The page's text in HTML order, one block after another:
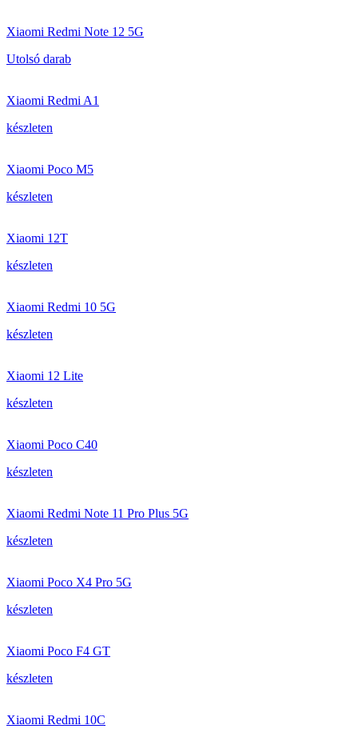
Xiaomi Redmi Note 12 5G
Utolsó darab
Xiaomi Redmi A1
készleten
Xiaomi Poco M5
készleten
Xiaomi 12T
készleten
Xiaomi Redmi 10 5G
készleten
Xiaomi 12 Lite
készleten
Xiaomi Poco C40
készleten
Xiaomi Redmi Note 11 Pro Plus 5G
készleten
Xiaomi Poco X4 Pro 5G
készleten
Xiaomi Poco F4 GT
készleten
Xiaomi Redmi 10C